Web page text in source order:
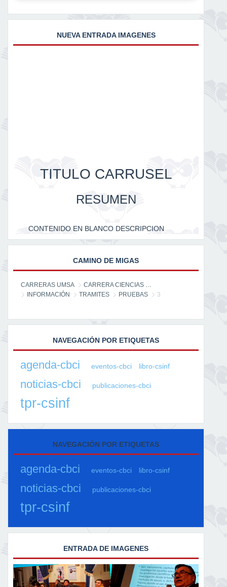
NUEVA ENTRADA IMAGENES
TITULO CARRUSEL
RESUMEN
CONTENIDO EN BLANCO DESCRIPCION
CAMINO DE MIGAS
CARRERAS UMSA
CARRERA CIENCIAS DE LA INFORMACIÓN
INFORMACIÓN
TRAMITES PRUEBAS 3
NAVEGACIÓN POR ETIQUETAS
agenda-cbci eventos-cbci libro-csinf
noticias-cbci publicaciones-cbci
tpr-csinf
NAVEGACIÓN POR ETIQUETAS
agenda-cbci eventos-cbci libro-csinf
noticias-cbci publicaciones-cbci
tpr-csinf
ENTRADA DE IMAGENES